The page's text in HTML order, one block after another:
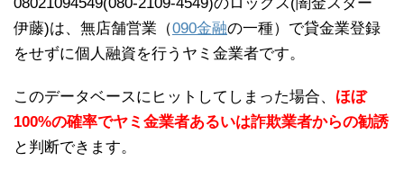
伊藤)は、無店舗営業（090金融の一種）で貸金業登録
をせずに個人融資を行うヤミ金業者です。
このデータベースにヒットしてしまった場合、 ほぼ
100%の確率でヤミ金業者あるいは詐欺業者からの勧誘
と判断できます。